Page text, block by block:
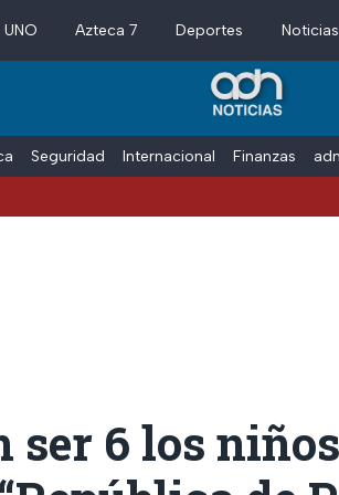
Azteca 7 Deportes Noticias
Seguridad Internacional Finanzas
ser 6 los